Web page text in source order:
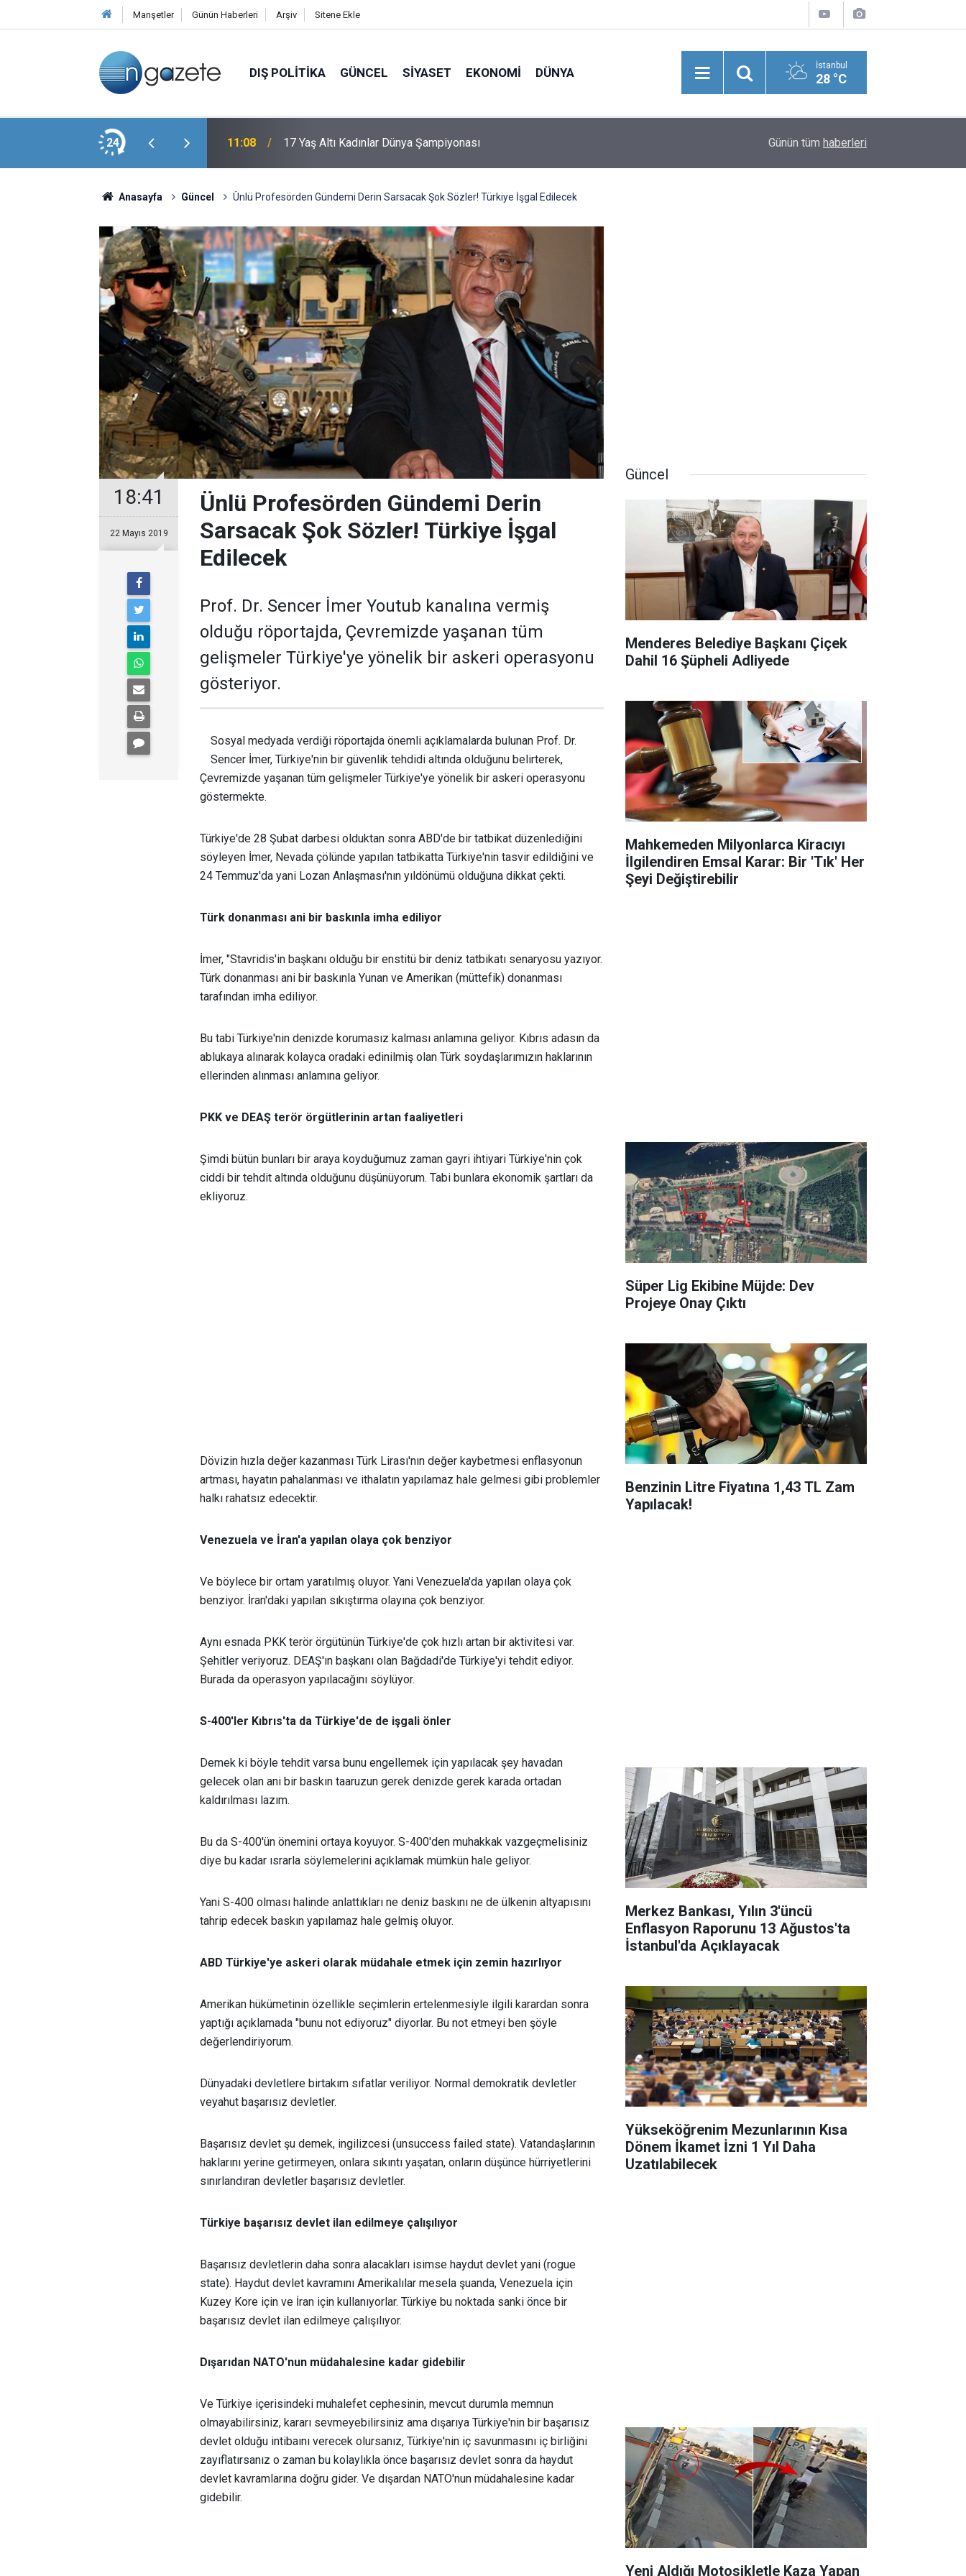
Manşetler Günün Haberleri Arşiv Sitene Ekle
DIŞ POLITIKA GÜNCEL SIYASET EKONOMI DÜNYA İstanbul
28 °C
24
Dahil 16 Şüpheli Adliyede 11:08 17 Yaş Altı Kadınlar Dünya Şampiyonası
Değiştirebilir
Günün tüm haberleri
Anasayfa Güncel Ünlü Profesörden Gündemi Derin Sarsacak Şok Sözler! Türkiye İşgal Edilecek
18:41
22 Mayıs 2019
Ünlü Profesörden Gündemi Derin
Sarsacak Şok Sözler! Türkiye İşgal
Edilecek
Prof. Dr. Sencer İmer Youtub kanalına vermiş
olduğu röportajda, Çevremizde yaşanan tüm
gelişmeler Türkiye'ye yönelik bir askeri operasyonu
gösteriyor.
Sosyal medyada verdiği röportajda önemli açıklamalarda bulunan Prof. Dr.
Sencer İmer, Türkiye'nin bir güvenlik tehdidi altında olduğunu belirterek,
Çevremizde yaşanan tüm gelişmeler Türkiye'ye yönelik bir askeri operasyonu
göstermekte.
Türkiye'de 28 Şubat darbesi olduktan sonra ABD'de bir tatbikat düzenlediğini
söyleyen İmer, Nevada çölünde yapılan tatbikatta Türkiye'nin tasvir edildiğini ve
24 Temmuz'da yani Lozan Anlaşması'nın yıldönümü olduğuna dikkat çekti.
Türk donanması ani bir baskınla imha ediliyor
İmer, "Stavridis'in başkanı olduğu bir enstitü bir deniz tatbikatı senaryosu yazıyor.
Türk donanması ani bir baskınla Yunan ve Amerikan (müttefik) donanması
tarafından imha ediliyor.
Bu tabi Türkiye'nin denizde korumasız kalması anlamına geliyor. Kıbrıs adasın da
ablukaya alınarak kolayca oradaki edinilmiş olan Türk soydaşlarımızın haklarının
ellerinden alınması anlamına geliyor.
PKK ve DEAŞ terör örgütlerinin artan faaliyetleri
Şimdi bütün bunları bir araya koyduğumuz zaman gayri ihtiyari Türkiye'nin çok
ciddi bir tehdit altında olduğunu düşünüyorum. Tabi bunlara ekonomik şartları da
ekliyoruz.
Dövizin hızla değer kazanması Türk Lirası'nın değer kaybetmesi enflasyonun
artması, hayatın pahalanması ve ithalatın yapılamaz hale gelmesi gibi problemler
halkı rahatsız edecektir.
Venezuela ve İran'a yapılan olaya çok benziyor
Ve böylece bir ortam yaratılmış oluyor. Yani Venezuela'da yapılan olaya çok
benziyor. İran'daki yapılan sıkıştırma olayına çok benziyor.
Aynı esnada PKK terör örgütünün Türkiye'de çok hızlı artan bir aktivitesi var.
Şehitler veriyoruz. DEAŞ'ın başkanı olan Bağdadi'de Türkiye'yi tehdit ediyor.
Burada da operasyon yapılacağını söylüyor.
S-400'ler Kıbrıs'ta da Türkiye'de de işgali önler
Demek ki böyle tehdit varsa bunu engellemek için yapılacak şey havadan
gelecek olan ani bir baskın taaruzun gerek denizde gerek karada ortadan
kaldırılması lazım.
Bu da S-400'ün önemini ortaya koyuyor. S-400'den muhakkak vazgeçmelisiniz
diye bu kadar ısrarla söylemelerini açıklamak mümkün hale geliyor.
Yani S-400 olması halinde anlattıkları ne deniz baskını ne de ülkenin altyapısını
tahrip edecek baskın yapılamaz hale gelmiş oluyor.
ABD Türkiye'ye askeri olarak müdahale etmek için zemin hazırlıyor
Amerikan hükümetinin özellikle seçimlerin ertelenmesiyle ilgili karardan sonra
yaptığı açıklamada "bunu not ediyoruz" diyorlar. Bu not etmeyi ben şöyle
değerlendiriyorum.
Dünyadaki devletlere birtakım sıfatlar veriliyor. Normal demokratik devletler
veyahut başarısız devletler.
Başarısız devlet şu demek, ingilizcesi (unsuccess failed state). Vatandaşlarının
haklarını yerine getirmeyen, onlara sıkıntı yaşatan, onların düşünce hürriyetlerini
sınırlandıran devletler başarısız devletler.
Türkiye başarısız devlet ilan edilmeye çalışılıyor
Başarısız devletlerin daha sonra alacakları isimse haydut devlet yani (rogue
state). Haydut devlet kavramını Amerikalılar mesela şuanda, Venezuela için
Kuzey Kore için ve İran için kullanıyorlar. Türkiye bu noktada sanki önce bir
başarısız devlet ilan edilmeye çalışılıyor.
Dışarıdan NATO'nun müdahalesine kadar gidebilir
Ve Türkiye içerisindeki muhalefet cephesinin, mevcut durumla memnun
olmayabilirsiniz, kararı sevmeyebilirsiniz ama dışarıya Türkiye'nin bir başarısız
devlet olduğu intibaını verecek olursanız, Türkiye'nin iç savunmasını iç birliğini
zayıflatırsanız o zaman bu kolaylıkla önce başarısız devlet sonra da haydut
devlet kavramlarına doğru gider. Ve dışardan NATO'nun müdahalesine kadar
gidebilir.
Güncel
Menderes Belediye Başkanı Çiçek
Dahil 16 Şüpheli Adliyede
Mahkemeden Milyonlarca Kiracıyı
İlgilendiren Emsal Karar: Bir 'Tık' Her
Şeyi Değiştirebilir
Süper Lig Ekibine Müjde: Dev
Projeye Onay Çıktı
Benzinin Litre Fiyatına 1,43 TL Zam
Yapılacak!
Merkez Bankası, Yılın 3'üncü
Enflasyon Raporunu 13 Ağustos'ta
İstanbul'da Açıklayacak
Yükseköğrenim Mezunlarının Kısa
Dönem İkamet İzni 1 Yıl Daha
Uzatılabilecek
Yeni Aldığı Motosikletle Kaza Yapan